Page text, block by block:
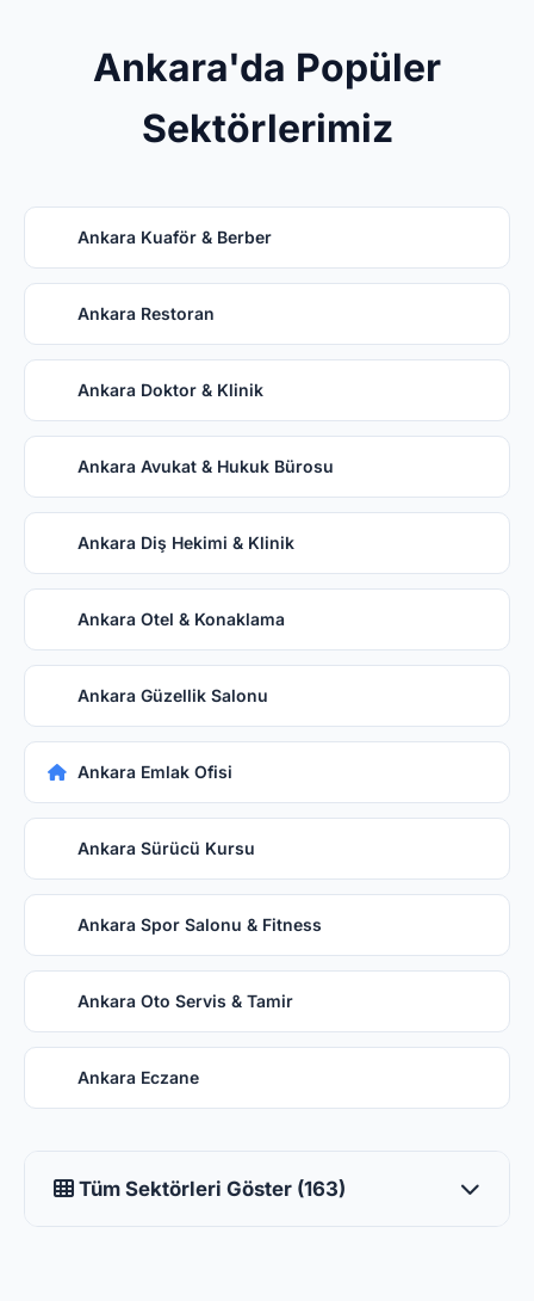
Ankara'da Popüler
Sektörlerimiz
Ankara Kuaför & Berber
Ankara Restoran
Ankara Doktor & Klinik
Ankara Avukat & Hukuk Bürosu
Ankara Diş Hekimi & Klinik
Ankara Otel & Konaklama
Ankara Güzellik Salonu
Ankara Emlak Ofisi
Ankara Sürücü Kursu
Ankara Spor Salonu & Fitness
Ankara Oto Servis & Tamir
Ankara Eczane
Tüm Sektörleri Göster (163)